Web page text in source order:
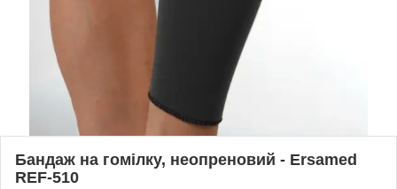
Бандаж на гомілку, неопреновий - Ersamed
REF-510